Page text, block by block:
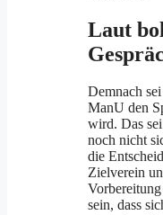
Laut
Demnach
ManU den
wird. Das
noch nicht
die
Zielverein
sein, dass